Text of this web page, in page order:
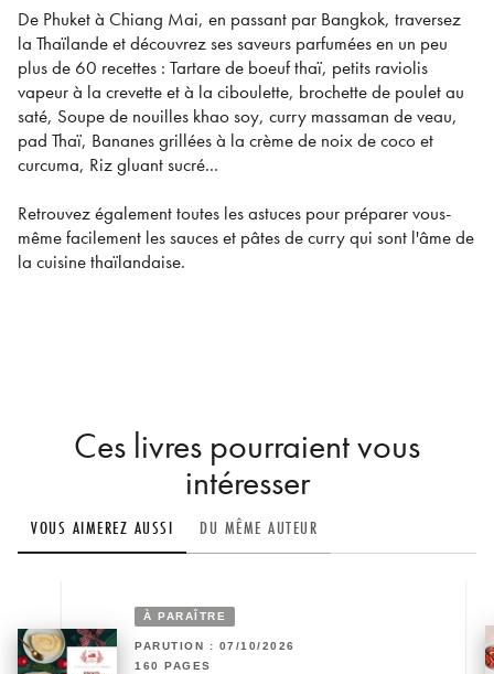
De Phuket à Chiang Mai, en passant par Bangkok, traversez
la Thaïlande et découvrez ses saveurs parfumées en un peu
plus de 60 recettes : Tartare de boeuf thaï, petits raviolis
vapeur à la crevette et à la ciboulette, brochette de poulet au
saté, Soupe de nouilles khao soy, curry massaman de veau,
pad Thaï, Bananes grillées à la crème de noix de coco et
curcuma, Riz gluant sucré...
Retrouvez également toutes les astuces pour préparer vous-
même facilement les sauces et pâtes de curry qui sont l'âme de
la cuisine thaïlandaise.
Ces livres pourraient vous
intéresser
VOUS AIMEREZ AUSSI DU MÊME AUTEUR
À PARAÎTRE
PARUTION : 07/10/2026
160 PAGES